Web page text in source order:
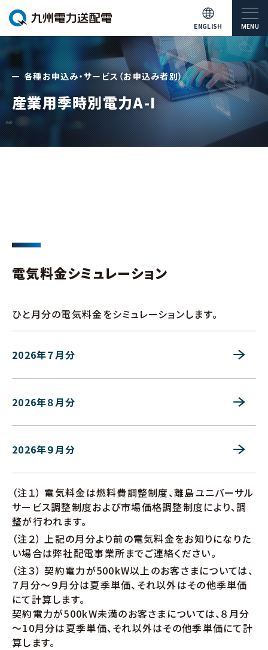
ENGLISH MENU
各種お申込み・サービス（お申込み者別）
産業用季時別電力A-I
電気料金シミュレーション
ひと月分の電気料金をシミュレーションします。
2026年７月分
2026年８月分
2026年９月分
（注１） 電気料金は燃料費調整制度、離島ユニバーサル
サービス調整制度および市場価格調整制度により、調
整が行われます。
（注２） 上記の月分より前の電気料金をお知りになりた
い場合は弊社配電事業所までご連絡ください。
（注３） 契約電力が500kW以上のお客さまについては、
７月分～９月分は夏季単価、それ以外はその他季単価
にて計算します。
契約電力が500kW未満のお客さまについては、８月分
～10月分は夏季単価、それ以外はその他季単価にて計
算します。